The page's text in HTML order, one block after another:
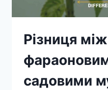
Різниця
садовими